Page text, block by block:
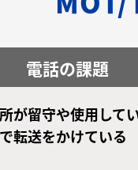
電話の課題
が留守や使用して
転送をかけている